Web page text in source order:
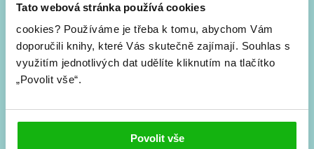
Tato webová stránka používá cookies
cookies? Používáme je třeba k tomu, abychom Vám
doporučili knihy, které Vás skutečně zajímají. Souhlas s
využitím jednotlivých dat udělíte kliknutím na tlačítko
„Povolit vše“.
Povolit vše
#HumbookNews
Vše kolem #youngadult každý měsíc rovnou do mailu!
Nové knihy, co se chystá, kvízy, soutěže, autoři, filmové